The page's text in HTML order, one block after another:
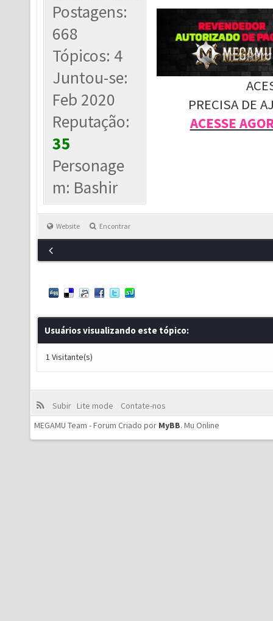
Postagens:
668
Tópicos: 4
Juntou-se:
Feb 2020
Reputação:
35
Personage
m: Bashir
PRECISA DE
ACESSE
Website Encontrar
Usuários visualizando este tópico:
1 Visitante(s)
Subir Lite mode
Contate-nos
MEGAMU Team - Forum Criado por MyBB. Mu Online